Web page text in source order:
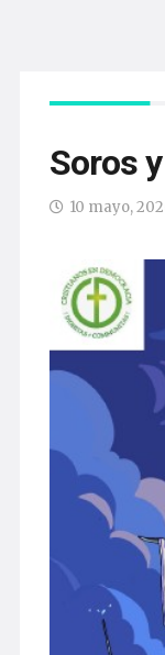
Soros
10 mayo,